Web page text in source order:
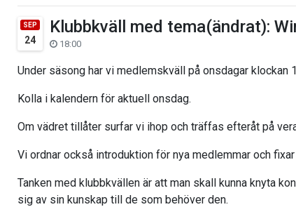
SEP
24
Klubbkväll med tema(ändrat):
18:00
Under säsong har vi medlemskväll på onsdagar klockan
Kolla i kalendern för aktuell onsdag.
Om vädret tillåter surfar vi ihop och träffas efteråt på
Vi ordnar också introduktion för nya medlemmar och
Tanken med klubbkvällen är att man skall kunna knyta
sig av sin kunskap till de som behöver den.